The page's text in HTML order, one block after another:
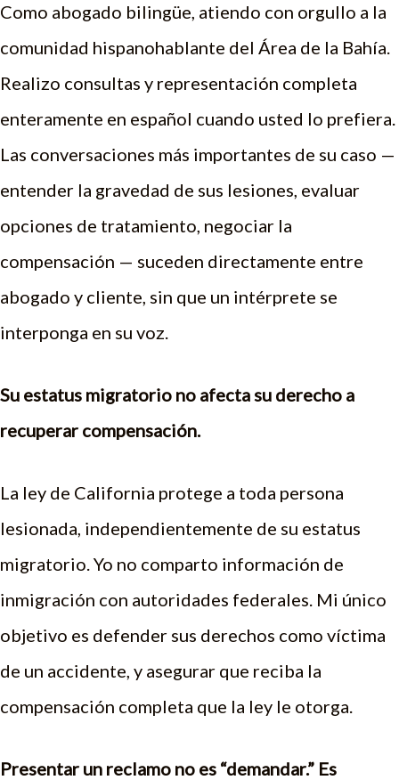
Como abogado bilingüe, atiendo con orgullo a la
comunidad hispanohablante del Área de la Bahía.
Realizo consultas y representación completa
enteramente en español cuando usted lo prefiera.
Las conversaciones más importantes de su caso —
entender la gravedad de sus lesiones, evaluar
opciones de tratamiento, negociar la
compensación — suceden directamente entre
abogado y cliente, sin que un intérprete se
interponga en su voz.
Su estatus migratorio no afecta su derecho a
recuperar compensación.
La ley de California protege a toda persona
lesionada, independientemente de su estatus
migratorio. Yo no comparto información de
inmigración con autoridades federales. Mi único
objetivo es defender sus derechos como víctima
de un accidente, y asegurar que reciba la
compensación completa que la ley le otorga.
Presentar un reclamo no es “demandar.” Es